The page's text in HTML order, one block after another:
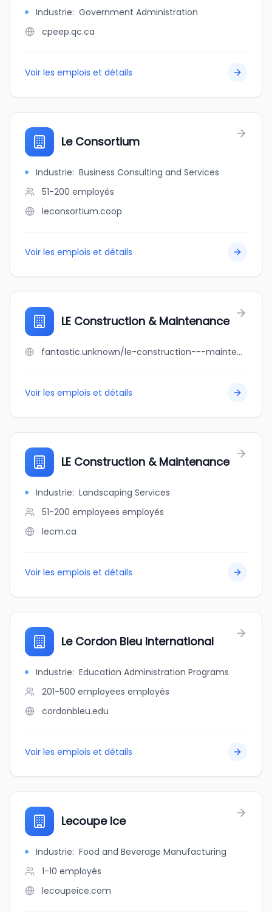
Industrie: Government Administration
cpeep.qc.ca
Voir les emplois et détails
Le Consortium
Industrie: Business Consulting and Services
51-200 employés
leconsortium.coop
Voir les emplois et détails
LE Construction & Maintenance
fantastic.unknown/le-construction---maintenance
Voir les emplois et détails
LE Construction & Maintenance
Industrie: Landscaping Services
51-200 employees employés
lecm.ca
Voir les emplois et détails
Le Cordon Bleu International
Industrie: Education Administration Programs
201-500 employees employés
cordonbleu.edu
Voir les emplois et détails
Lecoupe Ice
Industrie: Food and Beverage Manufacturing
1-10 employés
lecoupeice.com